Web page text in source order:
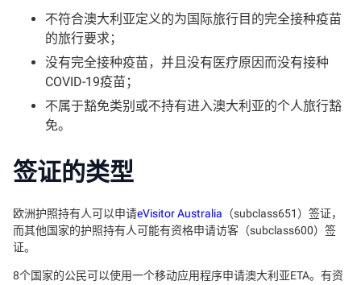
不符合澳大利亚定义的为国际旅行目的完全接种疫苗
的旅行要求；
没有完全接种疫苗，并且没有医疗原因而没有接种
COVID-19疫苗；
不属于豁免类别或不持有进入澳大利亚的个人旅行豁
免。
签证的类型
欧洲护照持有人可以申请eVisitor Australia （subclass651）签证，
而其他国家的护照持有人可能有资格申请访客（subclass600）签
证。
8个国家的公民可以使用一个移动应用程序申请澳大利亚ETA。有资